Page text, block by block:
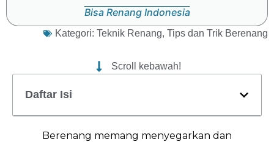
Bisa Renang Indonesia
Kategori: Teknik Renang, Tips dan Trik Berenang
Berenang memang menyegarkan dan
Scroll kebawah!
Daftar Isi